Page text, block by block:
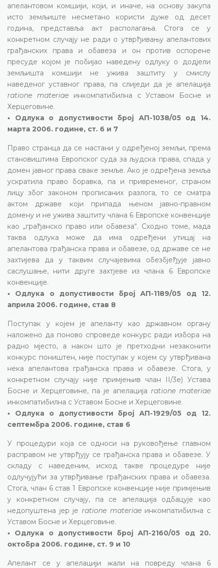
апелантовом комшији, који, и иначе, на основу закупа
исто земљиште несметано користи дуже од десет
година, представља акт располагања. Стога се у
конкретном случају не ради о утврђивању апелантових
грађанских права и обавеза и он против оспорене
пресуде којом је побијао наведену одлуку о додјели
земљишта комшији не ужива заштиту у смислу
наведеног уставног права, па слиједи да је апелација
ratione materiae инкомпатибилна с Уставом Босне и
Херцеговине.
• Одлука о допустивости број АП-1038/05 од 14.
марта 2006. године, ст. 6 и 7
Право странца да се настани у одређеној земљи, према
становиштима Европског суда за људска права, спада у
домен јавног права сваке земље. Ако је одређена земља
ускратила право боравка, па и привременог, страном
лицу због законом прописаних разлога, то се сматра
актом државе који припада њеном јавно-правном
домену и не ужива заштиту члана 6 Европске конвенције
као „грађанско право или обавеза“. Сходно томе, мада
таква одлука може да има одређени утицај на
апелантова грађанска права и обавезе, од државе се не
захтијева да у таквим случајевима обезбјеђује јавно
саслушање, нити друге захтјеве из члана 6 Европске
конвенције.
• Одлука о допустивости број АП-1189/05 од 12.
априла 2006. године, став 8
Поступак у којем је апеланту као државном органу
наложено да поново спроведе конкурс ради избора на
радно мјесто, а након што је претходни незаконити
конкурс поништен, није поступак у којем су утврђивана
нека апелантова грађанска права и обавезе. Стога, у
конкретном случају није примјењив члан II/3е) Устава
Босне и Херцеговине, па је апелација ratione materiae
инкомпатибилна с Уставом Босне и Херцеговине.
• Одлука о допустивости број АП-1929/05 од 12.
септембра 2006. године, став 6
У процедури која се односи на руковођење главном
расправом не утврђују се грађанска права и обавезе. У
складу с наведеним, исход такве процедуре није
одлучујући за утврђивање грађанских права и обавеза.
Стога, члан 6 став 1 Европске конвенције није примјењив
у конкретном случају, па се апелација одбацује као
недопуштена јер је ratione materiae инкомпатибилна с
Уставом Босне и Херцеговине.
• Одлука о допустивости број АП-2160/05 од 20.
октобра 2006. године, ст. 9 и 10
Апелант се у апелацији жали на повреду члана 6